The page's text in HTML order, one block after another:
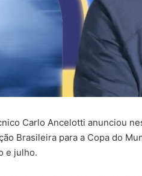
Carlo Ancelotti anunciou
Brasileira para a Copa do
e julho.